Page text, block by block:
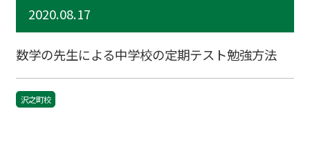
2020.08.17
数学の先生による中学校の定期テスト勉強方法
沢之町校